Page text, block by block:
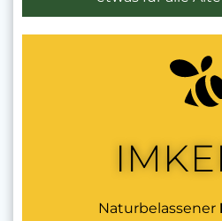
Naturbelassener